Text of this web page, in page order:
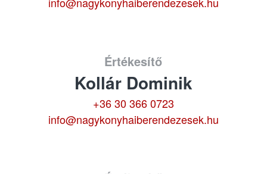
Értékesítő
Kollár Dominik
+36 30 366 0723
info@nagykonyhaiberendezesek.hu